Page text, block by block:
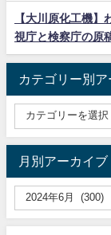
【大川原化工機
視庁と検察庁の原
カテゴリー別
月別アーカイブ